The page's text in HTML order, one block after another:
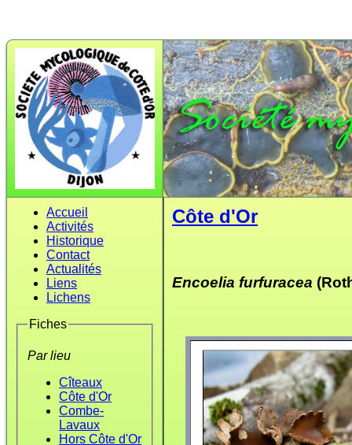
Accueil
Activités
Historique
Contact
Actualités
Liens
Lichens
Fiches
Par lieu
Cîteaux
Côte d'Or
Combe-
Lavaux
Hors Côte d'Or
Côte d'Or
Encoelia furfuracea